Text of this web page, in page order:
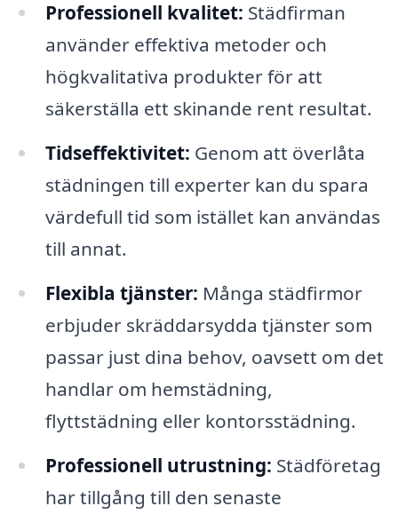
Professionell kvalitet: Städfirman
använder effektiva metoder och
högkvalitativa produkter för att
säkerställa ett skinande rent resultat.
Tidseffektivitet: Genom att överlåta
städningen till experter kan du spara
värdefull tid som istället kan användas
till annat.
Flexibla tjänster: Många städfirmor
erbjuder skräddarsydda tjänster som
passar just dina behov, oavsett om det
handlar om hemstädning,
flyttstädning eller kontorsstädning.
Professionell utrustning: Städföretag
har tillgång till den senaste